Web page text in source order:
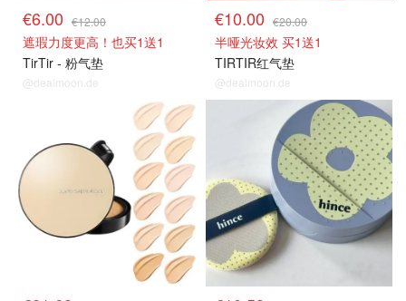
€6.00 €12.00
遮瑕力度更高！也买1送1
TirTir - 粉气垫
@dealmoon.de
€10.00 €20.00
半哑光妆效 买1送1
TIRTIR红气垫
@dealmoon.de